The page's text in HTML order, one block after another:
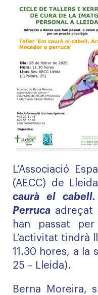
L’Associació
(AECC) de
caurà el
Perruca adreçat
han passat
L’activitat tindrà
11.30 hores, a la
25 – Lleida).
Berna Moreira,